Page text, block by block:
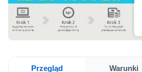
Przegląd Warunki